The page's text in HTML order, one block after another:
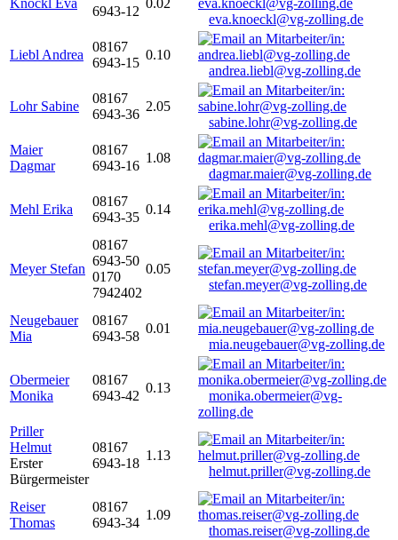
Knöckl Eva
6943-12
0.02
eva.knoeckl@vg-zolling.de
Liebl Andrea
08167
6943-15
0.10
andrea.liebl@vg-zolling.de
Lohr Sabine
08167
6943-36
2.05
sabine.lohr@vg-zolling.de
Maier
Dagmar
08167
6943-16
1.08
dagmar.maier@vg-zolling.de
Mehl Erika
08167
6943-35
0.14
erika.mehl@vg-zolling.de
Meyer Stefan
08167
6943-50
0170
7942402
0.05
stefan.meyer@vg-zolling.de
Neugebauer
Mia
08167
6943-58
0.01
mia.neugebauer@vg-zolling.de
Obermeier
Monika
08167
6943-42
0.13
monika.obermeier@vg-
zolling.de
Priller
Helmut
Erster
Bürgermeister
08167
6943-18
1.13
helmut.priller@vg-zolling.de
Reiser
Thomas
08167
6943-34
1.09
thomas.reiser@vg-zolling.de